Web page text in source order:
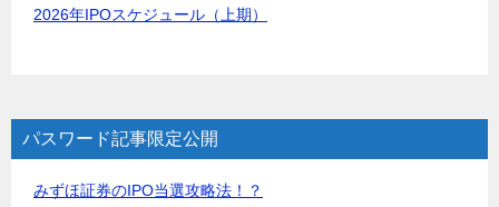
2026年IPOスケジュール（上期）
パスワード記事限定公開
みずほ証券のIPO当選攻略法！？